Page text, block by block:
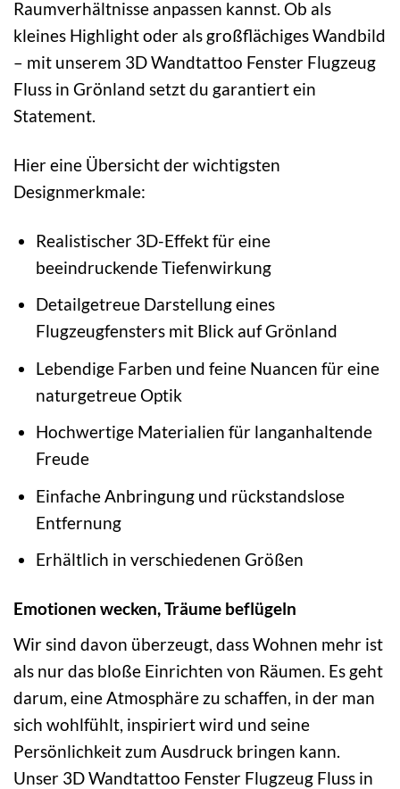
Raumverhältnisse anpassen kannst. Ob als
kleines Highlight oder als großflächiges Wandbild
– mit unserem 3D Wandtattoo Fenster Flugzeug
Fluss in Grönland setzt du garantiert ein
Statement.
Hier eine Übersicht der wichtigsten
Designmerkmale:
Realistischer 3D-Effekt für eine
beeindruckende Tiefenwirkung
Detailgetreue Darstellung eines
Flugzeugfensters mit Blick auf Grönland
Lebendige Farben und feine Nuancen für eine
naturgetreue Optik
Hochwertige Materialien für langanhaltende
Freude
Einfache Anbringung und rückstandslose
Entfernung
Erhältlich in verschiedenen Größen
Emotionen wecken, Träume beflügeln
Wir sind davon überzeugt, dass Wohnen mehr ist
als nur das bloße Einrichten von Räumen. Es geht
darum, eine Atmosphäre zu schaffen, in der man
sich wohlfühlt, inspiriert wird und seine
Persönlichkeit zum Ausdruck bringen kann.
Unser 3D Wandtattoo Fenster Flugzeug Fluss in